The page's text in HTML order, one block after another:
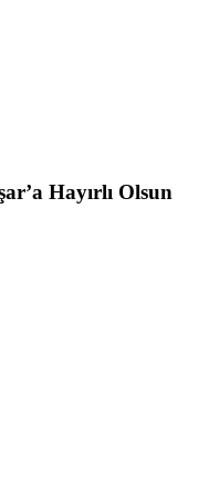
Hayırlı Olsun